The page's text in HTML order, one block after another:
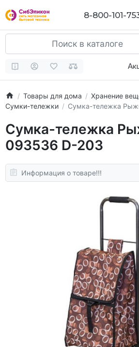
8-800-101-
Товары для дома
Хранение
Сумки-тележки
Сумка-тележка
Сумка-тележка
093536 D-203
Информация о товаре!!!
8-800-101-